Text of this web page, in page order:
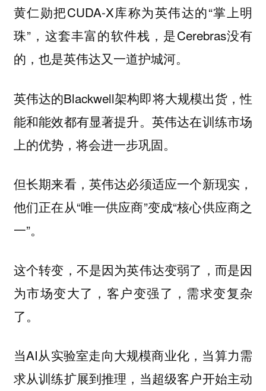
黄仁勋把CUDA-X库称为英伟达的“掌上明
珠”，这套丰富的软件栈，是Cerebras没有
的，也是英伟达又一道护城河。
英伟达的Blackwell架构即将大规模出货，性
能和能效都有显著提升。英伟达在训练市场
上的优势，将会进一步巩固。
但长期来看，英伟达必须适应一个新现实，
他们正在从“唯一供应商”变成“核心供应商之
一”。
这个转变，不是因为英伟达变弱了，而是因
为市场变大了，客户变强了，需求变复杂
了。
当AI从实验室走向大规模商业化，当算力需
求从训练扩展到推理，当超级客户开始主动